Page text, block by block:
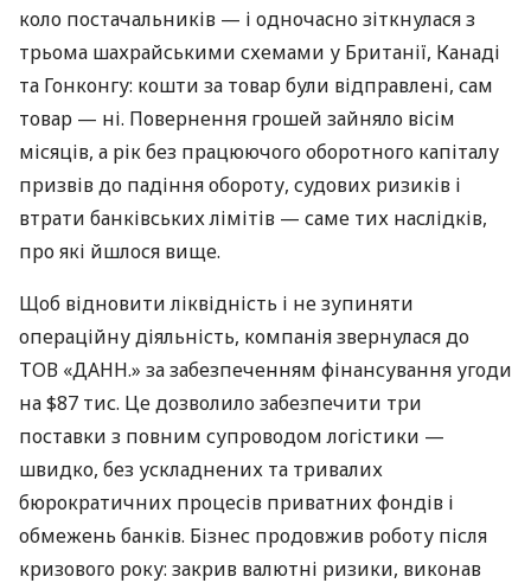
коло постачальників — і одночасно зіткнулася з
трьома шахрайськими схемами у Британії, Канаді
та Гонконгу: кошти за товар були відправлені, сам
товар — ні. Повернення грошей зайняло вісім
місяців, а рік без працюючого оборотного капіталу
призвів до падіння обороту, судових ризиків і
втрати банківських лімітів — саме тих наслідків,
про які йшлося вище.
Щоб відновити ліквідність і не зупиняти
операційну діяльність, компанія звернулася до
ТОВ «ДАНН.» за забезпеченням фінансування угоди
на $87 тис. Це дозволило забезпечити три
поставки з повним супроводом логістики —
швидко, без ускладнених та тривалих
бюрократичних процесів приватних фондів і
обмежень банків. Бізнес продовжив роботу після
кризового року: закрив валютні ризики, виконав